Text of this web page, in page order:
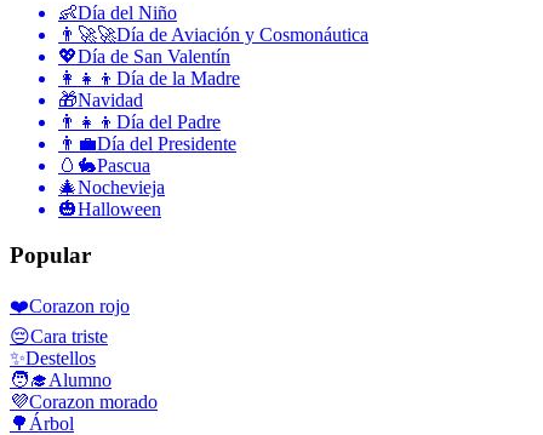
👶Día del Niño
👨‍🚀🚀Día de Aviación y Cosmonáutica
💖Día de San Valentín
👩‍👧‍👦 Día de la Madre
🎁Navidad
👨‍👧‍👦 Día del Padre
👨‍💼Día del Presidente
🥚🐇Pascua
🎄Nochevieja
🎃Halloween
Popular
❤️Corazon rojo
😔Cara triste
✨Destellos
🧑‍🎓Alumno
💜Corazon morado
🌳 Árbol